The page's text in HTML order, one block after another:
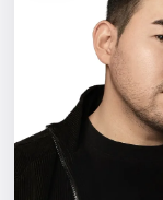
Экскурсии
Спорт
События